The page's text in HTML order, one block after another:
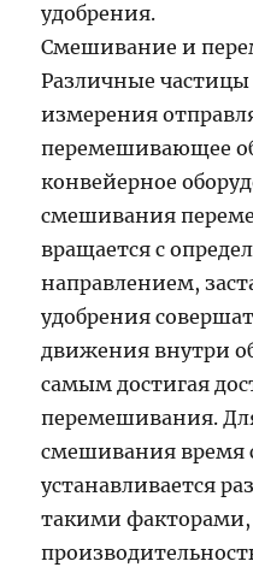
удобрения.
Смешивание и
Различные частицы
измерения
перемешивающее
конвейерное
смешивания
вращается с
направлением,
удобрения
движения внутри
самым достигая
перемешивания.
смешивания время
устанавливается
такими факторами,